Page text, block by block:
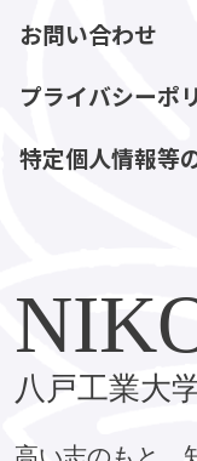
お問い合わせ
プライバシーポ
特定個人情報等
八戸工業大